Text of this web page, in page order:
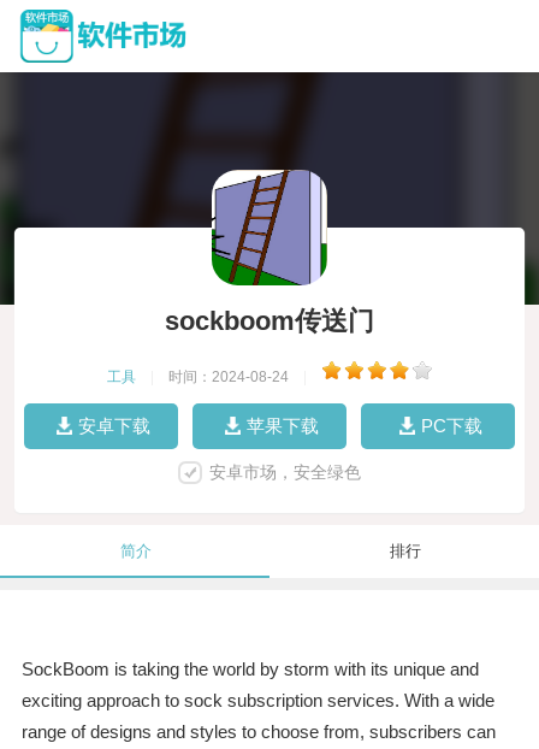
sockboom传送门
工具 时间：2024-08-24
安卓下载 苹果下载 PC下载
安卓市场，安全绿色
简介 排行
SockBoom is taking the world by storm with its unique and
exciting approach to sock subscription services. With a wide
range of designs and styles to choose from, subscribers can